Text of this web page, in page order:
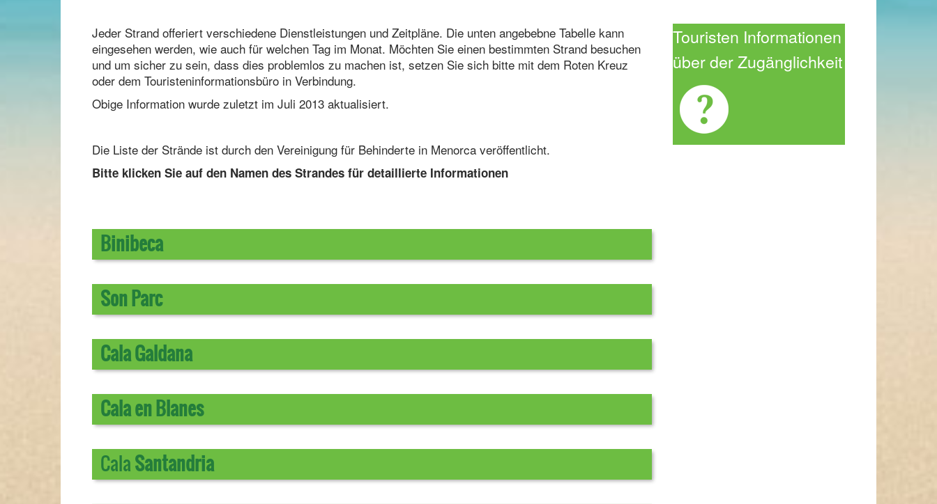
Jeder Strand offeriert verschiedene Dienstleistungen und Zeitpläne. Die unten angebebne Tabelle kann
eingesehen werden, wie auch für welchen Tag im Monat. Möchten Sie einen bestimmten Strand besuchen
und um sicher zu sein, dass dies problemlos zu machen ist, setzen Sie sich bitte mit dem Roten Kreuz
oder dem Touristeninformationsbüro in Verbindung.
Obige Information wurde zuletzt im Juli 2013 aktualisiert.
Die Liste der Strände ist durch den Vereinigung für Behinderte in Menorca veröffentlicht.
Bitte klicken Sie auf den Namen des Strandes für detaillierte Informationen
Binibeca
Son Parc
Cala Galdana
Cala en Blanes
CalaSantandria
Touristen Informationen
über der Zugänglichkeit